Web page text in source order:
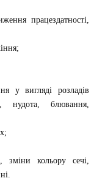
працездатності,
у вигляді розладів
нудота, блювання,
зміни кольору сечі,